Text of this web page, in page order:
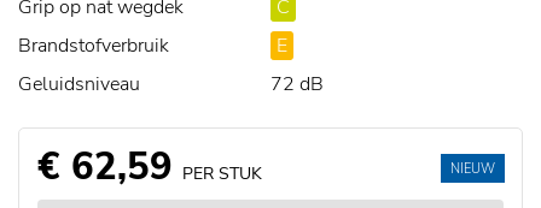
Grip op nat wegdek
C
Brandstofverbruik
E
Geluidsniveau
72 dB
€ 62,59 PER STUK NIEUW